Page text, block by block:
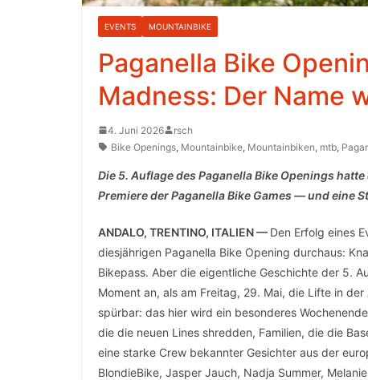
EVENTS MOUNTAINBIKE
Paganella Bike
Madness: Der Name
4. Juni 2026
rsch
Bike Openings, Mountainbike, Mountainbiken, mtb,
Die 5. Auflage des Paganella Bike Openings
Premiere der Paganella Bike Games — und eine
ANDALO, TRENTINO, ITALIEN — Den Erfolg eines
diesjährigen Paganella Bike Opening durchaus:
Bikepass. Aber die eigentliche Geschichte der 5.
Moment an, als am Freitag, 29. Mai, die Lifte in
spürbar: das hier wird ein besonderes
die die neuen Lines shredden, Familien, die die
eine starke Crew bekannter Gesichter aus der
BlondieBike, Jasper Jauch, Nadja Summer,